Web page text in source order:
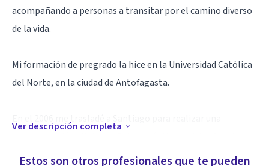
acompañando a personas a transitar por el camino diverso
de la vida.
Mi formación de pregrado la hice en la Universidad Católica
del Norte, en la ciudad de Antofagasta.
Ver descripción completa
Estos son otros profesionales que te pueden